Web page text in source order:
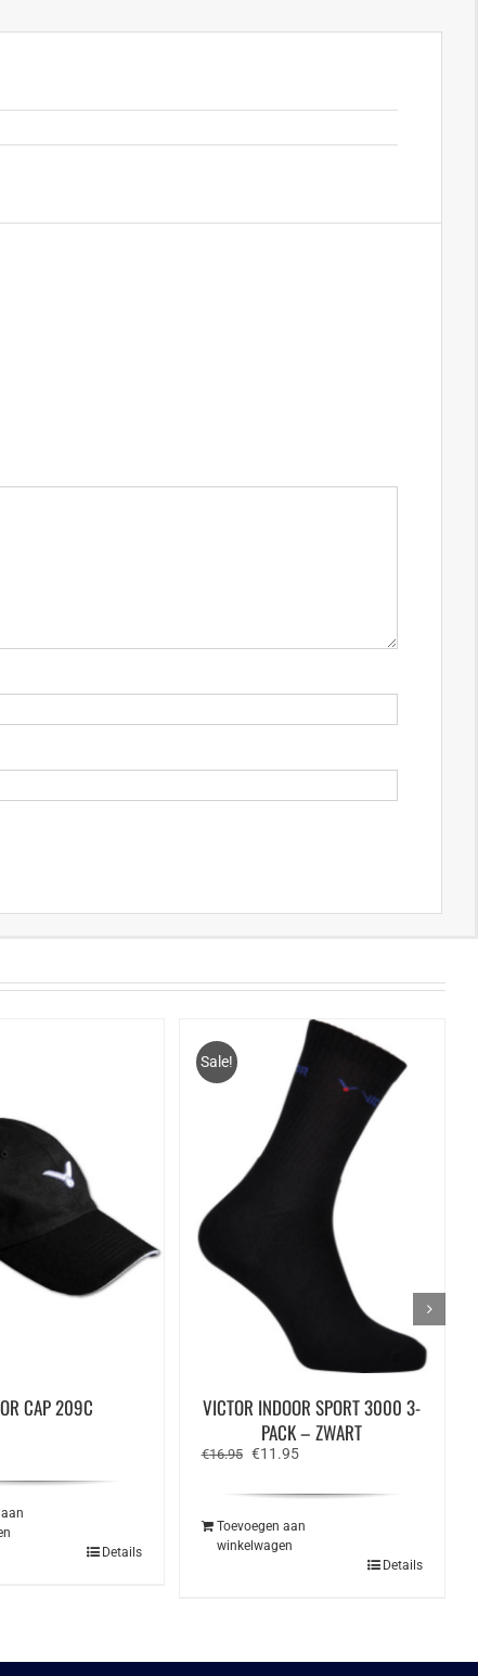
CAP 209C
Details
Sale!
VICTOR INDOOR SPORT 3000 3-
PACK – ZWART
€16.95 Oorspronkelijke
€11.95Huidige
Toevoegen aan
winkelwagen
Details